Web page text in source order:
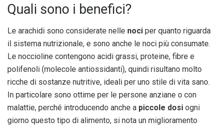
Quali sono i benefici?
Le arachidi sono considerate nelle noci per quanto riguarda
il sistema nutrizionale, e sono anche le noci più consumate.
Le noccioline contengono acidi grassi, proteine, fibre e
polifenoli (molecole antiossidanti), quindi risultano molto
ricche di sostanze nutritive, ideali per uno stile di vita sano.
In particolare sono ottime per le persone anziane o con
malattie, perché introducendo anche a piccole dosi ogni
giorno questo tipo di alimento, si nota un miglioramento